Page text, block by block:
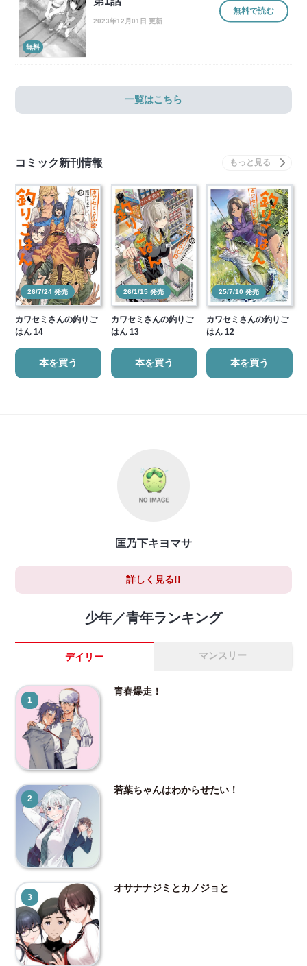
無料
2023年12月01日 更新
無料で読む
一覧はこちら
コミック新刊情報
26/7/24 発売
カワセミさんの釣りご
はん 14
本を買う
26/1/15 発売
カワセミさんの釣りご
はん 13
本を買う
25/7/10 発売
カワセミさんの釣りご
はん 12
本を買う
匡乃下キヨマサ
詳しく見る!!
少年／青年ランキング
デイリー マンスリー
1
青春爆走！
2
若葉ちゃんはわからせたい！
3
オサナナジミとカノジョと